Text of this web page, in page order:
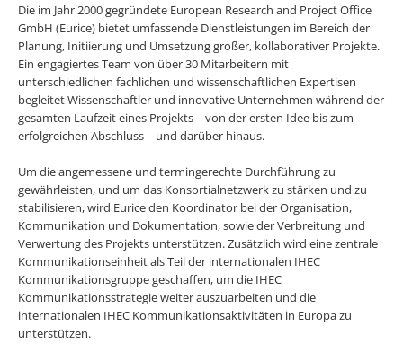
Die im Jahr 2000 gegründete European Research and Project Office
GmbH (Eurice) bietet umfassende Dienstleistungen im Bereich der
Planung, Initiierung und Umsetzung großer, kollaborativer Projekte.
Ein engagiertes Team von über 30 Mitarbeitern mit
unterschiedlichen fachlichen und wissenschaftlichen Expertisen
begleitet Wissenschaftler und innovative Unternehmen während der
gesamten Laufzeit eines Projekts – von der ersten Idee bis zum
erfolgreichen Abschluss – und darüber hinaus.
Um die angemessene und termingerechte Durchführung zu
gewährleisten, und um das Konsortialnetzwerk zu stärken und zu
stabilisieren, wird Eurice den Koordinator bei der Organisation,
Kommunikation und Dokumentation, sowie der Verbreitung und
Verwertung des Projekts unterstützen. Zusätzlich wird eine zentrale
Kommunikationseinheit als Teil der internationalen IHEC
Kommunikationsgruppe geschaffen, um die IHEC
Kommunikationsstrategie weiter auszuarbeiten und die
internationalen IHEC Kommunikationsaktivitäten in Europa zu
unterstützen.